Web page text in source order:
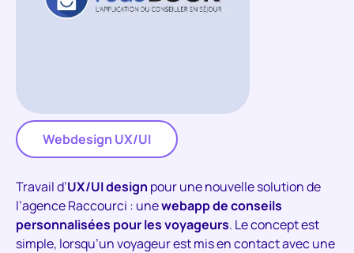
Webdesign UX/UI
Travail d’UX/UI design pour une nouvelle solution de
l’agence Raccourci : unewebapp de conseils
personnalisées pour les voyageurs. Le concept est
simple, lorsqu’un voyageur est mis en contact avec une